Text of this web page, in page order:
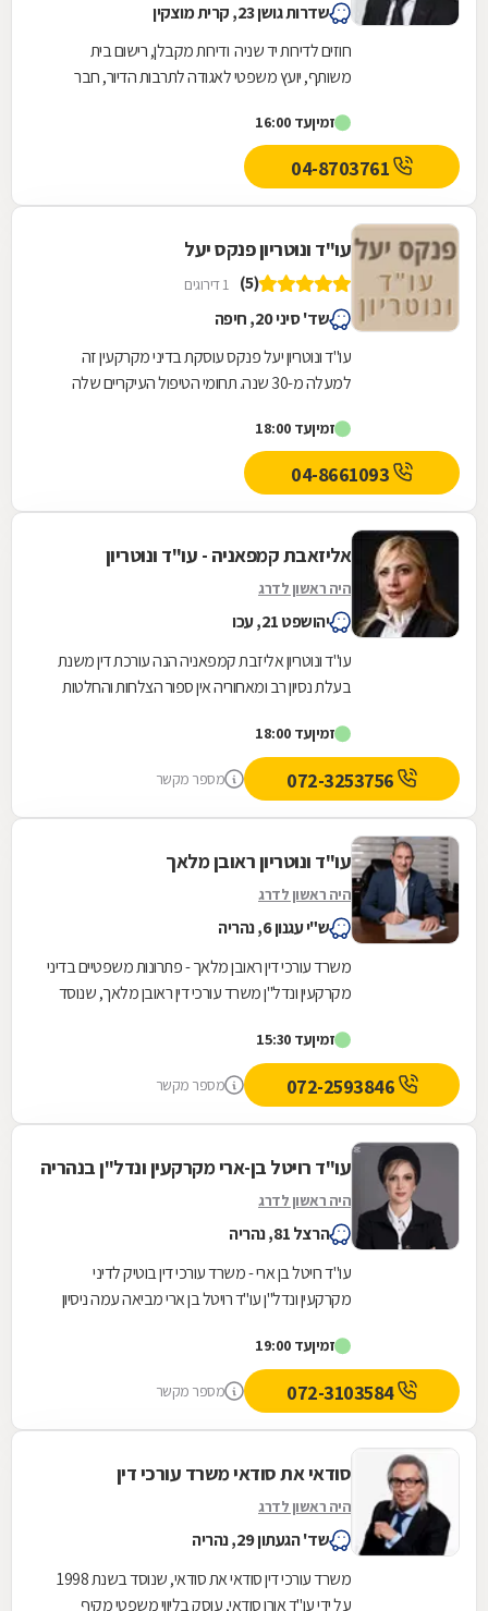
שדרות גושן 23, קרית מוצקין
חוזים לדירות יד שניה ודירות מקבלן, רישום בית
משותף, יועץ משפטי לאגודה לתרבות הדיור, חבר
זמיןעד 16:00
עו"ד ונוטריון פנקס יעל
(5) 1 דירוגים
שד' סיני 20, חיפה
עו"ד ונוטריון יעל פנקס עוסקת בדיני מקרקעין זה
למעלה מ-30 שנה. תחומי הטיפול העיקריים שלה
קומבינציה,...
זמיןעד 18:00
אליזאבת קמפאניה - עו"ד ונוטריון
היה ראשון לדרג
יהושפט 21, עכו
עו"ד ונוטריון אליזבת קמפאניה הנה עורכת דין משנת
בעלת נסיון רב ומאחוריה אין ספור הצלחות והחלטות
זמיןעד 18:00
מספר מקשר
עו"ד ונוטריון ראובן מלאך
היה ראשון לדרג
ש"י עגנון 6, נהריה
משרד עורכי דין ראובן מלאך - פתרונות משפטיים בדיני
מקרקעין ונדל"ן משרד עורכי דין ראובן מלאך, שנוסד
זמיןעד 15:30
מספר מקשר
עו"ד רויטל בן-ארי מקרקעין ונדל"ן בנהריה
היה ראשון לדרג
הרצל 81, נהריה
עו"ד רויטל בן ארי - משרד עורכי דין בוטיק לדיני
מקרקעין ונדל"ן עו"ד רויטל בן ארי מביאה עמה ניסיון
זמיןעד 19:00
072-3103584 מספר מקשר
סודאי את סודאי משרד עורכי דין
היה ראשון לדרג
שד' הגעתון 29, נהריה
משרד עורכי דין סודאי את סודאי, שנוסד בשנת 1998
על ידי עו"ד אורן סודאי, עוסק בליווי משפטי מקיף